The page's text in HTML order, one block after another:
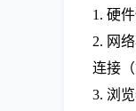
1. 硬
2. 网
连接（
3. 浏